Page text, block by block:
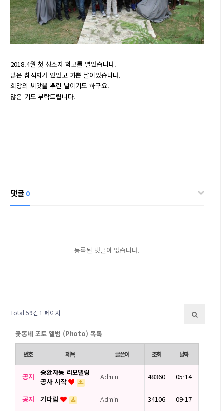
2018.4월 첫 성소자 학교를 열었습니다.
많은 참석자가 있었고 기쁜 날이었습니다.
희망의 씨앗을 뿌린 날이기도 하구요.
많은 기도 부탁드립니다.
댓글 0
등록된 댓글이 없습니다.
Total 59건 1 페이지
꽃동네 포토 앨범 (Photo) 목록
번호 제목 글쓴이 조회 날짜
공지
중환자동 리모델링
공사 시작
Admin 48360 05-14
공지 기다림 Admin 34106 09-17